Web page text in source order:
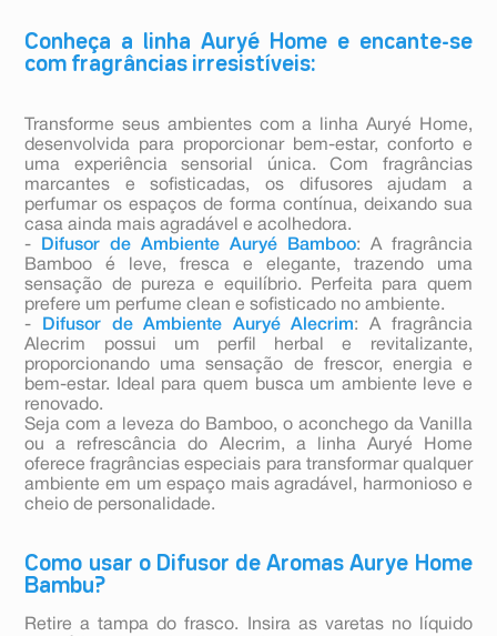
Conheça a linha Auryé Home e encante-se
com fragrâncias irresistíveis:
Transforme seus ambientes com a linha Auryé Home,
desenvolvida para proporcionar bem-estar, conforto e
uma experiência sensorial única. Com fragrâncias
marcantes e sofisticadas, os difusores ajudam a
perfumar os espaços de forma contínua, deixando sua
casa ainda mais agradável e acolhedora.
-
Difusor de Ambiente Auryé Bamboo: A fragrância
Bamboo é leve, fresca e elegante, trazendo uma
sensação de pureza e equilíbrio. Perfeita para quem
prefere um perfume clean e sofisticado no ambiente.
-
Difusor de Ambiente Auryé Alecrim: A fragrância
Alecrim possui um perfil herbal e revitalizante,
proporcionando uma sensação de frescor, energia e
bem-estar. Ideal para quem busca um ambiente leve e
renovado.
Seja com a leveza do Bamboo, o aconchego da Vanilla
ou a refrescância do Alecrim, a linha Auryé Home
oferece fragrâncias especiais para transformar qualquer
ambiente em um espaço mais agradável, harmonioso e
cheio de personalidade.
Como usar o Difusor de Aromas Aurye Home
Bambu?
Retire a tampa do frasco. Insira as varetas no líquido